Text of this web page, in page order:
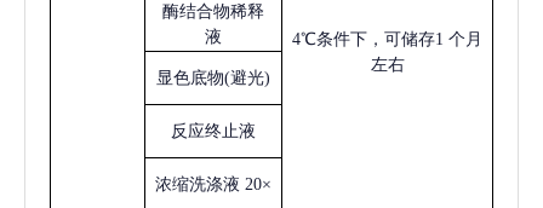
4℃条件下，可储存1 个月
左右
酶结合物稀释
液
显色底物(避光)
反应终止液
浓缩洗涤液 20×